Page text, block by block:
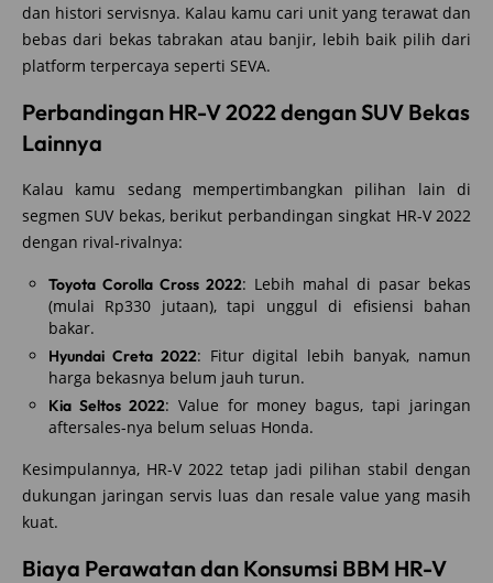
dan histori servisnya. Kalau kamu cari unit yang terawat dan
bebas dari bekas tabrakan atau banjir, lebih baik pilih dari
platform terpercaya seperti SEVA.
Perbandingan HR-V 2022 dengan SUV Bekas
Lainnya
Kalau kamu sedang mempertimbangkan pilihan lain di
segmen SUV bekas, berikut perbandingan singkat HR-V 2022
dengan rival-rivalnya:
Toyota Corolla Cross 2022: Lebih mahal di pasar bekas
(mulai Rp330 jutaan), tapi unggul di efisiensi bahan
bakar.
Hyundai Creta 2022: Fitur digital lebih banyak, namun
harga bekasnya belum jauh turun.
Kia Seltos 2022: Value for money bagus, tapi jaringan
aftersales-nya belum seluas Honda.
Kesimpulannya, HR-V 2022 tetap jadi pilihan stabil dengan
dukungan jaringan servis luas dan resale value yang masih
kuat.
Biaya Perawatan dan Konsumsi BBM HR-V